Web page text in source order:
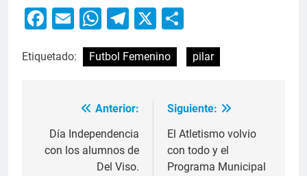
Facebook
EmailWhatsApp
Telegram
X
Etiquetado: Futbol Femenino pilar
Anterior:
Día Independencia
con los alumnos de
Del Viso.
Siguiente:
El Atletismo volvio
con todo y el
Programa Municipal